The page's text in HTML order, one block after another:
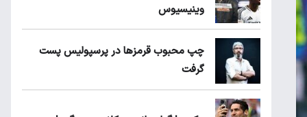
وینیسیوس
چپ محبوب قرمزها در پرسپولیس پست
گرفت